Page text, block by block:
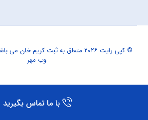
© کپی رایت ۲۰۲۶ متعلق به ثبت کریم خان می باشد.
وب مهر
با ما تماس بگیرید